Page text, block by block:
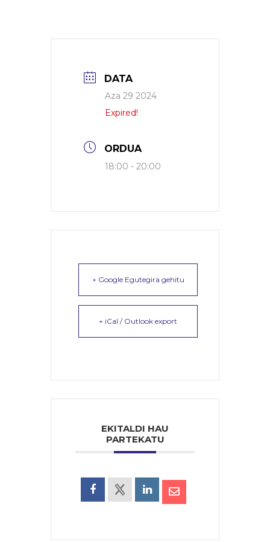
DATA
Aza 29 2024
Expired!
ORDUA
18:00 - 20:00
+ Google Egutegira gehitu
+ iCal / Outlook export
EKITALDI HAU
PARTEKATU